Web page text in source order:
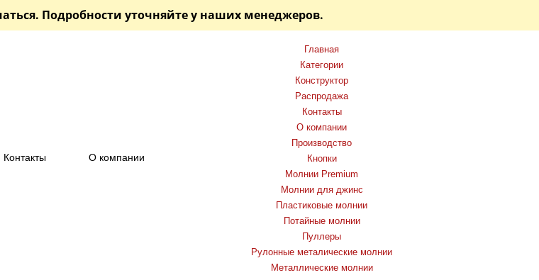
Подробности уточняйте у наших менеджеров.
Контакты О компании
Главная
Категории
Конструктор
Распродажа
Контакты
О компании
Производство
Кнопки
Молнии Premium
Молнии для джинс
Пластиковые молнии
Потайные молнии
Пуллеры
Рулонные металические молнии
Металлические молнии